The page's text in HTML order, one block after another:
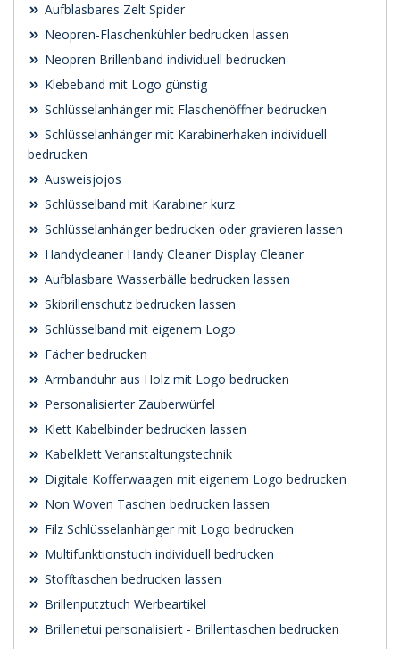
Aufblasbares Zelt Spider
Neopren-Flaschenkühler bedrucken lassen
Neopren Brillenband individuell bedrucken
Klebeband mit Logo günstig
Schlüsselanhänger mit Flaschenöffner bedrucken
Schlüsselanhänger mit Karabinerhaken individuell
bedrucken
Ausweisjojos
Schlüsselband mit Karabiner kurz
Schlüsselanhänger bedrucken oder gravieren lassen
Handycleaner Handy Cleaner Display Cleaner
Aufblasbare Wasserbälle bedrucken lassen
Skibrillenschutz bedrucken lassen
Schlüsselband mit eigenem Logo
Fächer bedrucken
Armbanduhr aus Holz mit Logo bedrucken
Personalisierter Zauberwürfel
Klett Kabelbinder bedrucken lassen
Kabelklett Veranstaltungstechnik
Digitale Kofferwaagen mit eigenem Logo bedrucken
Non Woven Taschen bedrucken lassen
Filz Schlüsselanhänger mit Logo bedrucken
Multifunktionstuch individuell bedrucken
Stofftaschen bedrucken lassen
Brillenputztuch Werbeartikel
Brillenetui personalisiert - Brillentaschen bedrucken